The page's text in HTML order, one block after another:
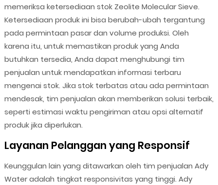
memeriksa ketersediaan stok Zeolite Molecular Sieve.
Ketersediaan produk ini bisa berubah-ubah tergantung
pada permintaan pasar dan volume produksi. Oleh
karena itu, untuk memastikan produk yang Anda
butuhkan tersedia, Anda dapat menghubungi tim
penjualan untuk mendapatkan informasi terbaru
mengenai stok. Jika stok terbatas atau ada permintaan
mendesak, tim penjualan akan memberikan solusi terbaik,
seperti estimasi waktu pengiriman atau opsi alternatif
produk jika diperlukan.
Layanan Pelanggan yang Responsif
Keunggulan lain yang ditawarkan oleh tim penjualan Ady
Water adalah tingkat responsivitas yang tinggi. Ady